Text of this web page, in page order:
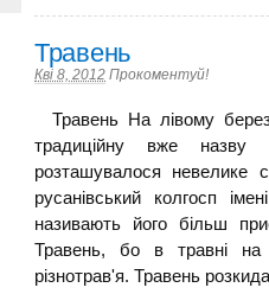
Травень
Кві 8, 2012 Прокоментуй!
Травень На лівому
традиційну вже назву
розташувалося
русанівський колгосп
називають його більш
Травень, бо в травні на
різнотрав'я. Травень